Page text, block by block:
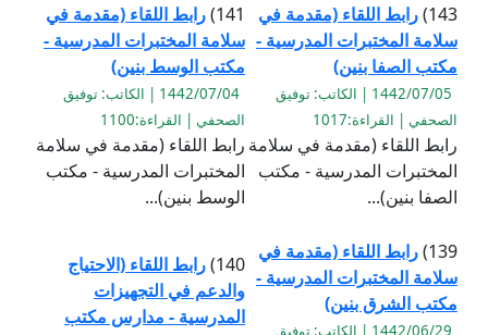
143) رابط اللقاء (مقدمة في
سلامة المختبرات المدرسية -
مكتب الصفا بنين)
1442/07/05 | الكاتب: توفيق
الصحفي | القراءة:1017
رابط اللقاء (مقدمة في سلامة
المختبرات المدرسية - مكتب
الصفا بنين)...
141) رابط اللقاء (مقدمة في
سلامة المختبرات المدرسية -
مكتب الوسط بنين)
1442/07/04 | الكاتب: توفيق
الصحفي | القراءة:1100
رابط اللقاء (مقدمة في سلامة
المختبرات المدرسية - مكتب
الوسط بنين)...
139) رابط اللقاء (مقدمة في
سلامة المختبرات المدرسية -
مكتب الشرق بنين)
1442/06/29 | الكاتب: توفيق
140) رابط اللقاء (الاحتياج
والدعم في التجهيزات
المدرسية - مدارس مكتب